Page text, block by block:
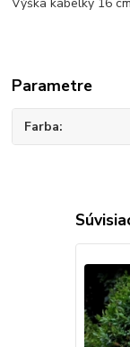
Parametre
Farba